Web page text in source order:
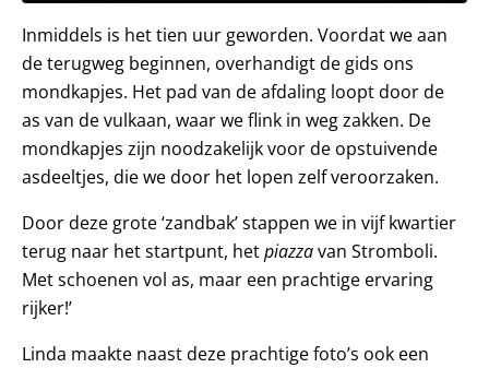
Inmiddels is het tien uur geworden. Voordat we aan
de terugweg beginnen, overhandigt de gids ons
mondkapjes. Het pad van de afdaling loopt door de
as van de vulkaan, waar we flink in weg zakken. De
mondkapjes zijn noodzakelijk voor de opstuivende
asdeeltjes, die we door het lopen zelf veroorzaken.
Door deze grote ‘zandbak’ stappen we in vijf kwartier
terug naar het startpunt, hetpiazzavan Stromboli.
Met schoenen vol as, maar een prachtige ervaring
rijker!’
Linda maakte naast deze prachtige foto’s ook een